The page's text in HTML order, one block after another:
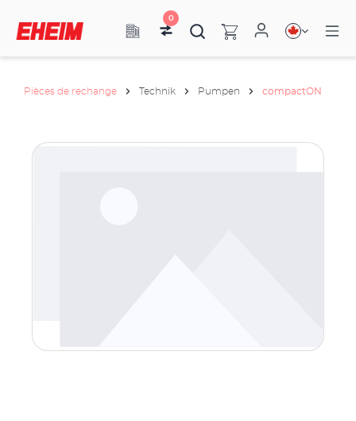
0
Pièces de rechange Technik Pumpen compactON